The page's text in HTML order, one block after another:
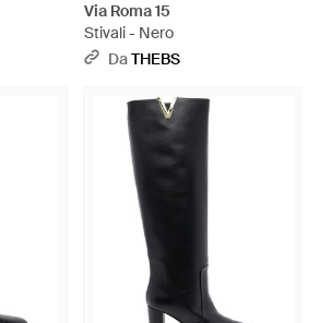
Via Roma 15
Stivali - Nero
DaTHEBS